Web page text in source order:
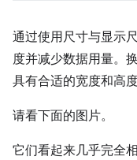
通过使用尺寸与显示
度并减少数据用量。
具有合适的宽度和高度
请看下面的图片。
它们看起来几乎完全